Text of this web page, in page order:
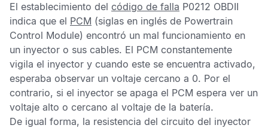
El establecimiento del código de falla P0212 OBDII
indica que el PCM (siglas en inglés de Powertrain
Control Module) encontró un mal funcionamiento en
un inyector o sus cables. El PCM constantemente
vigila el inyector y cuando este se encuentra activado,
esperaba observar un voltaje cercano a 0. Por el
contrario, si el inyector se apaga el PCM espera ver un
voltaje alto o cercano al voltaje de la batería.
De igual forma, la resistencia del circuito del inyector